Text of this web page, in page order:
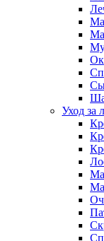
Уход за